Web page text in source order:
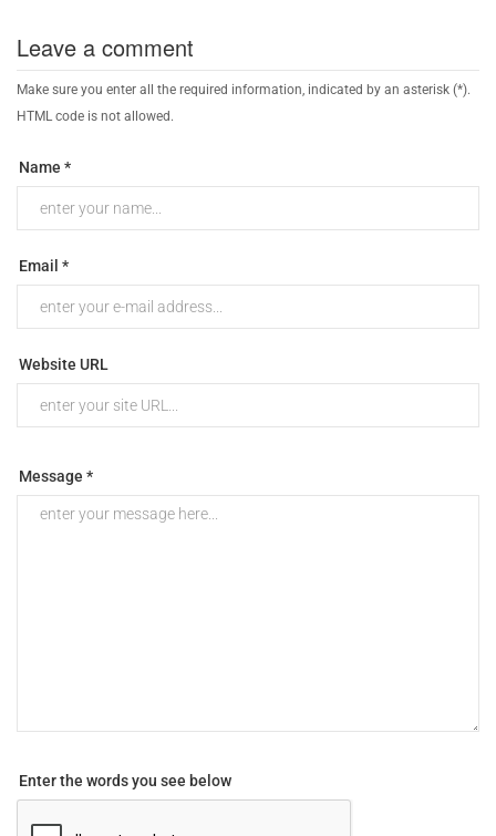
Leave a comment
Make sure you enter all the required information, indicated by an asterisk (*).
HTML code is not allowed.
Name *
Email *
Website URL
Message *
Enter the words you see below